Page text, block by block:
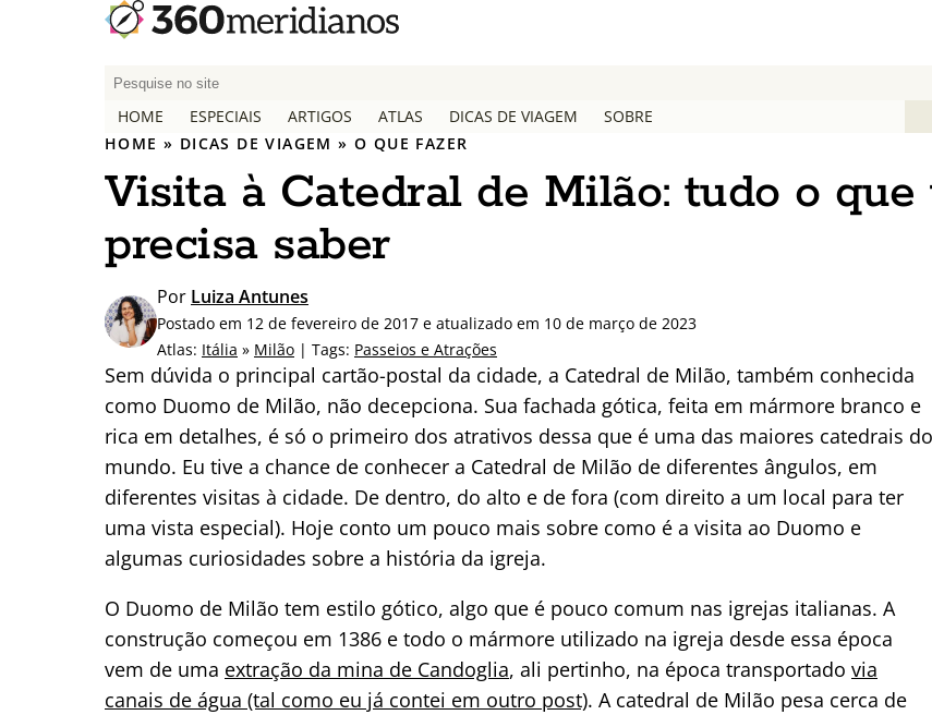
P
q
u
s
a
p
o
r
:
HOME ESPECIAIS ARTIGOS ATLAS DICAS DE VIAGEM SOBRE
HOME » DICAS DE VIAGEM »O QUE FAZER
Visita à Catedral de Milão: tudo o que
precisa saber
Por Luiza Antunes
Postado em 12 de fevereiro de 2017 e atualizado em 10 de março de 2023
Atlas: Itália » Milão | Tags: Passeios e Atrações
Sem dúvida o principal cartão-postal da cidade, a Catedral de Milão, também conhecida
como Duomo de Milão, não decepciona. Sua fachada gótica, feita em mármore branco e
rica em detalhes, é só o primeiro dos atrativos dessa que é uma das maiores catedrais do
mundo. Eu tive a chance de conhecer a Catedral de Milão de diferentes ângulos, em
diferentes visitas à cidade. De dentro, do alto e de fora (com direito a um local para ter
uma vista especial). Hoje conto um pouco mais sobre como é a visita ao Duomo e
algumas curiosidades sobre a história da igreja.
O Duomo de Milão tem estilo gótico, algo que é pouco comum nas igrejas italianas. A
construção começou em 1386 e todo o mármore utilizado na igreja desde essa época
vem de uma extração da mina de Candoglia, ali pertinho, na época transportado via
canais de água (tal como eu já contei em outro post). A catedral de Milão pesa cerca de